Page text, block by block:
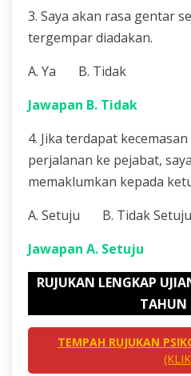
3. Saya akan rasa gentar
tergempar diadakan.
A. Ya B. Tidak
Jawapan B. Tidak
4. Jika terdapat
perjalanan ke pejabat,
memaklumkan kepada
A. Setuju B. Tidak Setuju
Jawapan A. Setuju
RUJUKAN LENGKAP
TAHUN
TEMPAH RUJUKAN